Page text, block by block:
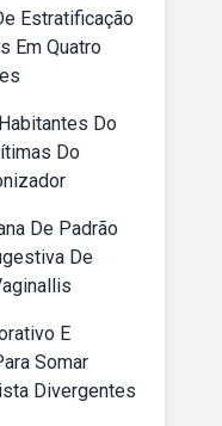
Estratificação
Em Quatro
Do
Do
De Padrão
De
E
Somar
Divergentes